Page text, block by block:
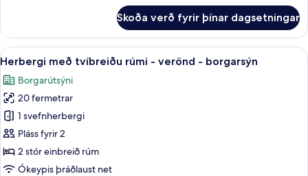
borgarsýn
fyrir
einn,
tvíbreitt
-
verönd
borgarsýn
Skoða verð fyrir þínar dagsetningar
Skoða
allar
myndir
fyrir
Herbergi
með
tvíbreiðu
rúmi
Míníbar, skrifborð, vinnuaðstaða
5
Herbergi með tvíbreiðu rúmi - verönd - borgarsýn
Borgarútsýni
20 fermetrar
1 svefnherbergi
Pláss fyrir 2
2 stór einbreið rúm
Ókeypis þráðlaust net